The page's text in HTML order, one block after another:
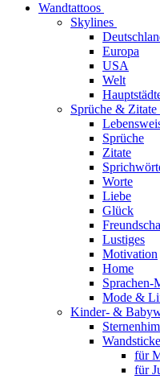
Wandtattoos
Skylines
Europa
USA
Welt
Sprüche & Zitate
Sprüche
Zitate
Worte
Liebe
Glück
Lustiges
Motivation
Home
Sprachen-
Mode &
Kinder- &
für
für